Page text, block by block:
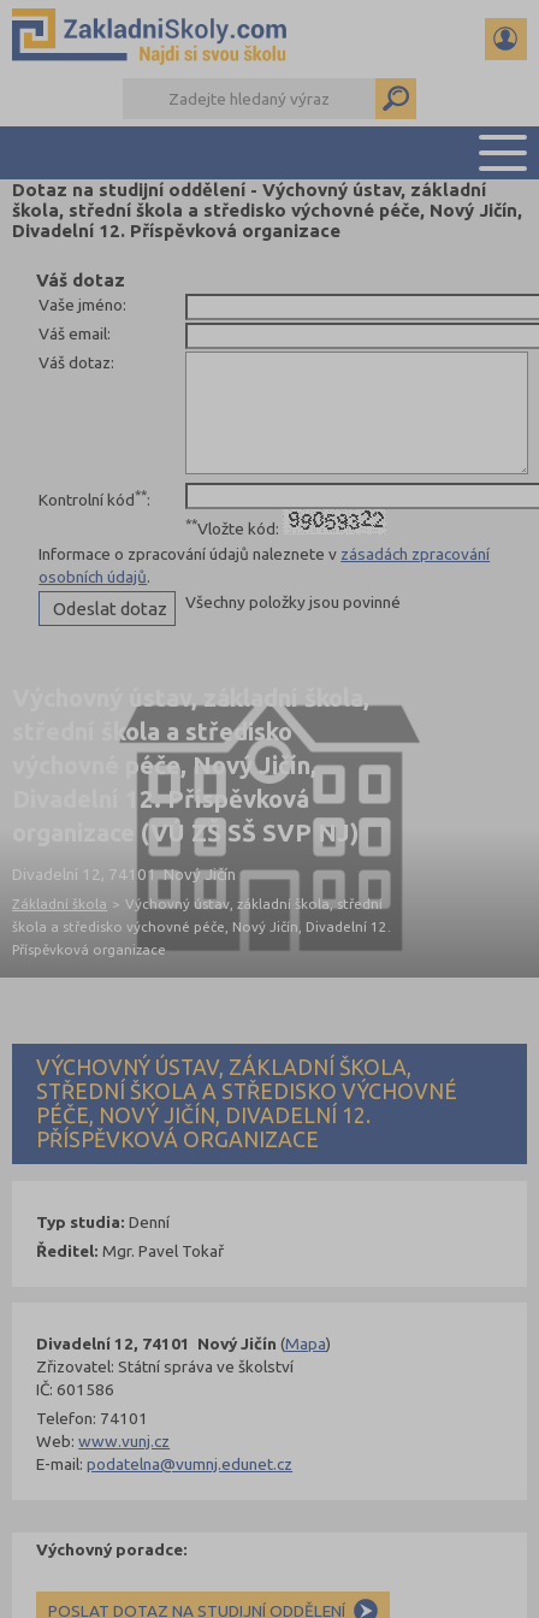
PŘEHLED ŠKOL
RADY A ČLÁNKY
ČTENÁŘSKÝ DENÍK
Dotaz na studijní oddělení - Výchovný ústav, základní
škola, střední škola a středisko výchovné péče, Nový Jičín,
Divadelní 12. Příspěvková organizace
Váš dotaz
Vaše jméno:
Váš email:
Váš dotaz:
Kontrolní kód**:
**Vložte kód:
Informace o zpracování údajů naleznete v zásadách zpracování
osobních údajů.
Všechny položky jsou povinné
Výchovný ústav, základní škola,
střední škola a středisko
výchovné péče, Nový Jičín,
Divadelní 12. Příspěvková
organizace (VÚ ZŠ SŠ SVP NJ)
Divadelní 12, 74101 Nový Jičín
Základní škola > Výchovný ústav, základní škola, střední
škola a středisko výchovné péče, Nový Jičín, Divadelní 12.
Příspěvková organizace
VÝCHOVNÝ ÚSTAV, ZÁKLADNÍ ŠKOLA,
STŘEDNÍ ŠKOLA A STŘEDISKO VÝCHOVNÉ
PÉČE, NOVÝ JIČÍN, DIVADELNÍ 12.
PŘÍSPĚVKOVÁ ORGANIZACE
Divadelní 12, 74101 Nový Jičín (Mapa)
Zřizovatel: Státní správa ve školství
IČ: 601586
Telefon: 74101
Web:www.vunj.cz
E-mail:podatelna@vumnj.edunet.cz
Typ studia: Denní
Ředitel: Mgr. Pavel Tokař
Výchovný poradce:
POSLAT DOTAZ NA STUDIJNÍ ODDĚLENÍ